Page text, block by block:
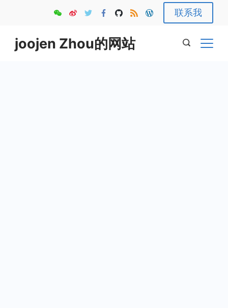
content
联系我
joojen Zhou的网站